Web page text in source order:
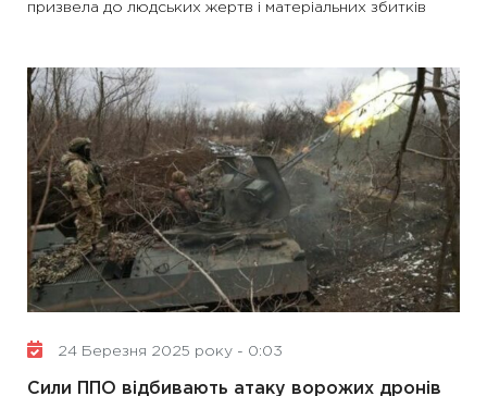
призвела до людських жертв і матеріальних збитків
24 Березня 2025 року - 0:03
Сили ППО відбивають атаку ворожих дронів